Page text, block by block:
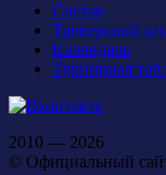
Состав
Тренерский
Календарь
Турнирная
2010 — 2026
© Официальный